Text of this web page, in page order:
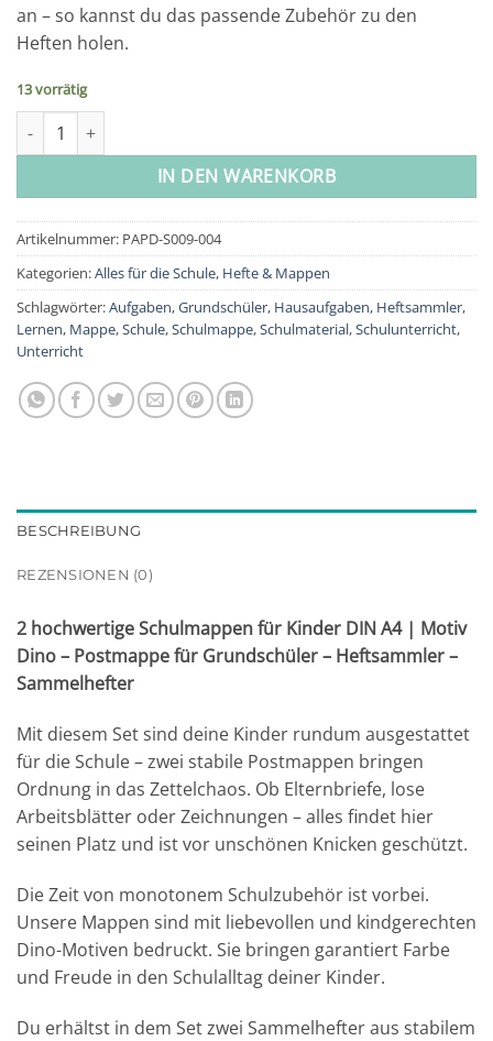
an – so kannst du das passende Zubehör zu den
Heften holen.
13 vorrätig
Schulmappe 2er Set DIN A4 - Dino Menge
IN DEN WARENKORB
Artikelnummer: PAPD-S009-004
Kategorien:Alles für die Schule, Hefte & Mappen
Schlagwörter:Aufgaben,Grundschüler, Hausaufgaben, Heftsammler,
Lernen, Mappe,Schule,Schulmappe,Schulmaterial,Schulunterricht,
Unterricht
BESCHREIBUNG
REZENSIONEN (0)
2 hochwertige Schulmappen für Kinder DIN A4 | Motiv
Dino – Postmappe für Grundschüler – Heftsammler –
Sammelhefter
Mit diesem Set sind deine Kinder rundum ausgestattet
für die Schule – zwei stabile Postmappen bringen
Ordnung in das Zettelchaos. Ob Elternbriefe, lose
Arbeitsblätter oder Zeichnungen – alles findet hier
seinen Platz und ist vor unschönen Knicken geschützt.
Die Zeit von monotonem Schulzubehör ist vorbei.
Unsere Mappen sind mit liebevollen und kindgerechten
Dino-Motiven bedruckt. Sie bringen garantiert Farbe
und Freude in den Schulalltag deiner Kinder.
Du erhältst in dem Set zwei Sammelhefter aus stabilem